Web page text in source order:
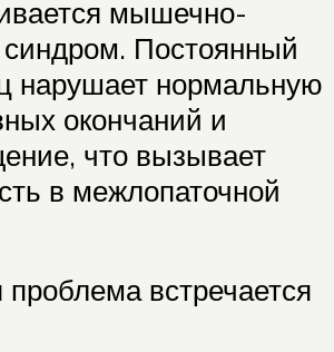
мышечно-
синдром. Постоянный
нарушает нормальную
окончаний и
что вызывает
в межлопаточной
проблема встречается